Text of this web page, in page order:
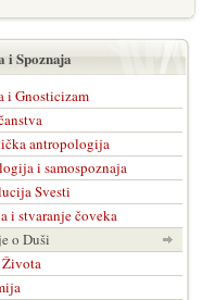
i Spoznaja
i Gnosticizam
antropologija
i samospoznaja
Svesti
i stvaranje čoveka
o Duši
Života